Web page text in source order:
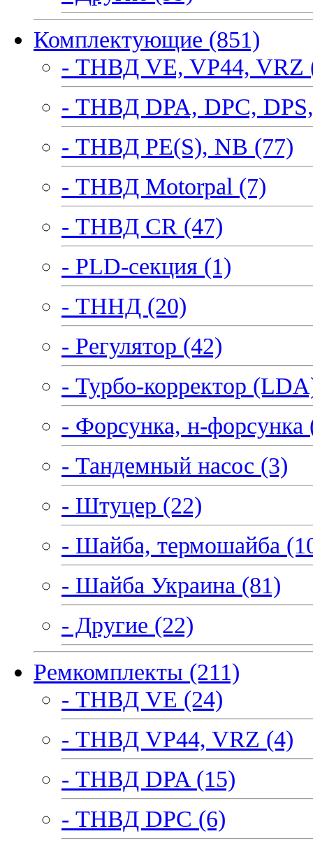
Комплектующие (851)
- ТНВД VE, VP44, VRZ
- ТНВД DPA, DPC,
- ТНВД PE(S), NB (77)
- ТНВД Motorpal (7)
- ТНВД CR (47)
- PLD-секция (1)
- ТННД (20)
- Регулятор (42)
- Турбо-корректор
- Форсунка, н-форсунка
- Тандемный насос (3)
- Штуцер (22)
- Шайба, термошайба
- Шайба Украина (81)
- Другие (22)
Ремкомплекты (211)
- ТНВД VE (24)
- ТНВД VP44, VRZ (4)
- ТНВД DPA (15)
- ТНВД DPC (6)